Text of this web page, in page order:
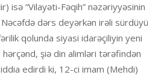
isə “Vilayəti-Fəqih” nəzəriyyəsinin
dərs deyərkən irəli sürdüyü
qolunda siyasi idarəçiliyin yeni
hərçənd, şiə din alimləri tərəfindən
edirdi ki, 12-ci imam (Mehdi)